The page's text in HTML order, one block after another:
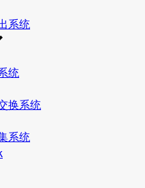
系统
统
换系统
系统